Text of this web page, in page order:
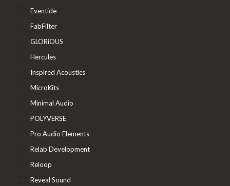
Eventide
FabFilter
GLORiOUS
Hercules
Inspired Acoustics
MicroKits
Minimal Audio
POLYVERSE
Pro Audio Elements
Relab Development
Reloop
Reveal Sound